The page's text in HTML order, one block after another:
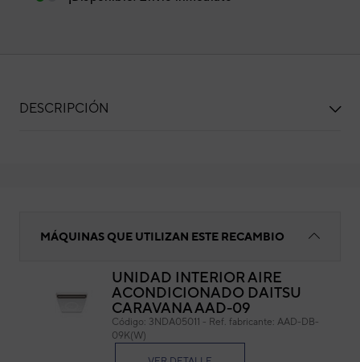
DESCRIPCIÓN
MÁQUINAS QUE UTILIZAN ESTE RECAMBIO
UNIDAD INTERIOR AIRE
ACONDICIONADO DAITSU
CARAVANA AAD-09
Código: 3NDA05011 - Ref. fabricante: AAD-DB-
09K(W)